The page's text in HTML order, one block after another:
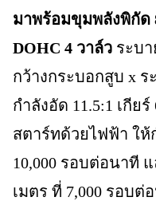
มาพร้อมขุมพลังพิกัด
DOHC 4 วาล์ว ระบ
กว้างกระบอกสูบ x ร
กำลังอัด 11.5:1 เกีย
สตาร์ทด้วยไฟฟ้า ให้
10,000 รอบต่อนาที
เมตร ที่ 7,000 รอบ